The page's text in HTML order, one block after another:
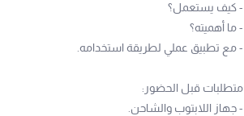
- كيف يستعمل؟
- ما أهميته؟
- مع تطبيق عملي لطريقة استخدامه.
متطلبات قبل الحضور:
- جهاز اللابتوب والشاحن.